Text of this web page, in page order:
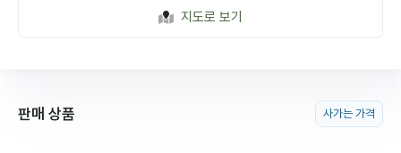
지도로 보기
판매 상품 사가는 가격